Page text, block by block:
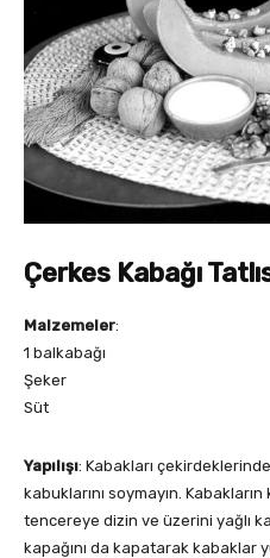
Çerkes Kabağı
Malzemeler:
1 balkabağı
Şeker
Süt
Yapılışı: Kabakları
kabuklarını soymayın.
tencereye dizin ve üzerini yağlı
kapağını da kapatarak kabaklar